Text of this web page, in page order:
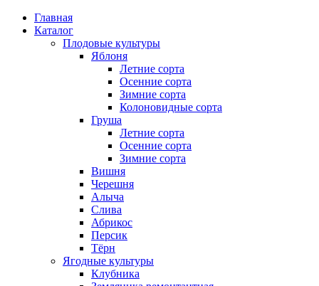
Главная
Каталог
Плодовые культуры
Яблоня
Летние сорта
Осенние сорта
Зимние сорта
Колоновидные сорта
Груша
Летние сорта
Осенние сорта
Зимние сорта
Вишня
Черешня
Алыча
Слива
Абрикос
Персик
Тёрн
Ягодные культуры
Клубника